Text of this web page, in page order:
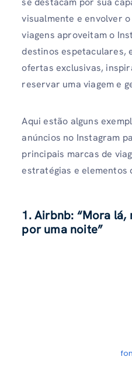
visualmente e envolver
viagens aproveitam o
destinos espetaculares,
ofertas exclusivas,
reservar uma viagem e
Aqui estão alguns
anúncios no Instagram
principais marcas de
estratégias e elementos
1. Airbnb: “Mora lá,
por uma noite”